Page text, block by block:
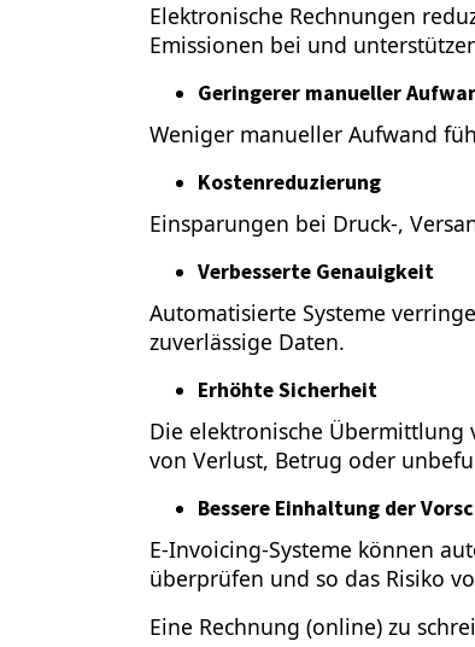
Elektronische Rechnungen
Emissionen bei und
Geringerer manueller
Weniger manueller Aufwand
Kostenreduzierung
Einsparungen bei Druck-,
Verbesserte Genauigkeit
Automatisierte Systeme
zuverlässige Daten.
Erhöhte Sicherheit
Die elektronische Übermittlung
von Verlust, Betrug oder
Bessere Einhaltung der
E-Invoicing-Systeme können
überprüfen und so das Risiko
Eine Rechnung (online) zu